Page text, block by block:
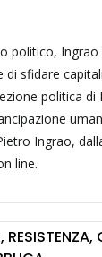
politico,
sfidare
politica di
Ingrao,
line.